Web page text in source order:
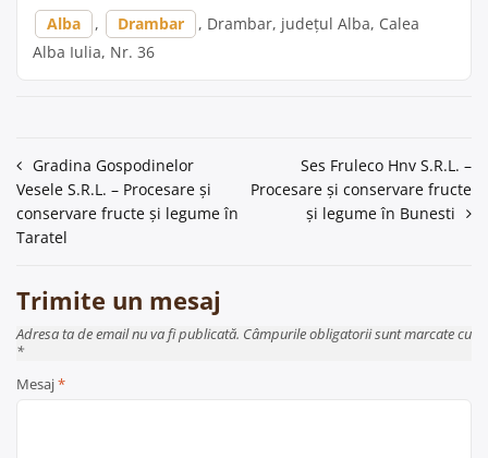
Alba , Drambar
, Drambar, județul Alba, Calea
Alba Iulia, Nr. 36
Navigare
în
articole
Gradina Gospodinelor
Vesele S.R.L. – Procesare și
conservare fructe și legume în
Taratel
Ses Fruleco Hnv S.R.L. –
Procesare și conservare fructe
și legume în Bunesti
Trimite un mesaj
Adresa ta de email nu va fi publicată. Câmpurile obligatorii sunt marcate cu
*
Mesaj*